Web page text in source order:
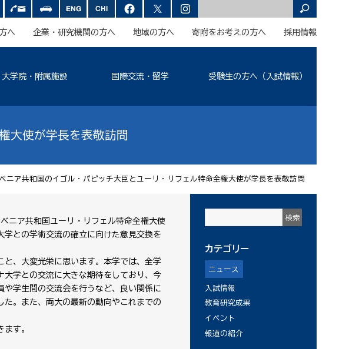
へ 企業・研究機関の方へ 地域の方へ 寄附をお考えの方へ 採用情報
学院・附属施設 国際交流・留学 受験生の方へ（入試情報）
大使が学長を表敬訪問
ニア共和国のイゴル・パピッチ大臣とユーリ・リフェル特命全権大使が学長を表敬訪問
ニア共和国ユーリ・リフェル特命全権大使
との学術交流の確立に向けた意見交換を
と、大変光栄に思います。本学では、全学
学との交流に大きな期待をしており、今
学生間の交流会を行うなど、良い関係に
。また、両大の最新の動向やこれまでの
す。
カテゴリー
ニュース
入試情報
教育研究成果
イベント
報道の紹介